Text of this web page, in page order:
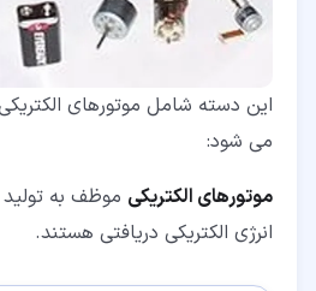
این دسته شامل موتورهای الکتریکی
می شود:
موتورهای الکتریکی موظف به
انرژی الکتریکی دریافتی هستند.